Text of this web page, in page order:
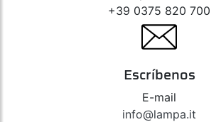
+39 0375 820 700
Escríbenos
E-mail
info@lampa.it